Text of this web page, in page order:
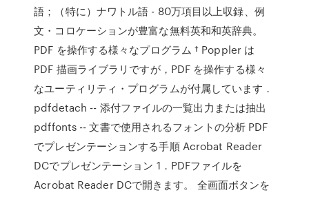
語；（特に）ナワトル語 - 80万項目以上収録、例
文・コロケーションが豊富な無料英和和英辞典。
PDF を操作する様々なプログラム † Poppler は
PDF 描画ライブラリですが，PDF を操作する様々
なユーティリティ・プログラムが付属しています．
pdfdetach -- 添付ファイルの一覧出力または抽出
pdffonts -- 文書で使用されるフォントの分析 PDF
でプレゼンテーションする手順 Acrobat Reader
DCでプレゼンテーション 1．PDFファイルを
Acrobat Reader DCで開きます。 全画面ボタンを